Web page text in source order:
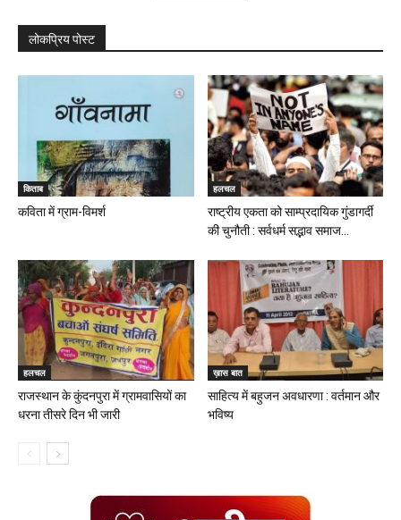
लोकप्रिय पोस्ट
किताब
कविता में ग्राम-विमर्श
हलचल
राष्ट्रीय एकता को साम्प्रदायिक गुंडागर्दी
की चुनौती : सर्वधर्म सद्भाव समाज...
हलचल
राजस्थान के कुंदनपुरा में ग्रामवासियों का
धरना तीसरे दिन भी जारी
ख़ास बात
साहित्य में बहुजन अवधारणा : वर्तमान और
भविष्य